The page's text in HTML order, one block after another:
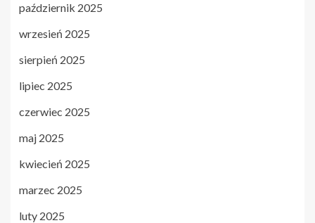
październik 2025
wrzesień 2025
sierpień 2025
lipiec 2025
czerwiec 2025
maj 2025
kwiecień 2025
marzec 2025
luty 2025